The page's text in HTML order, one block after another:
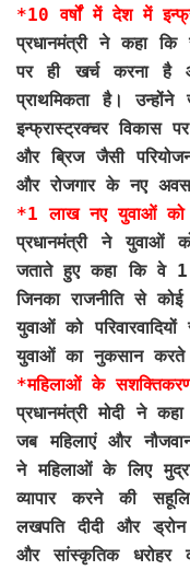
*10 वर्षों में देश में
प्रधानमंत्री ने कहा
पर ही खर्च करना है
प्राथमिकता है।
इन्फ्रास्ट्रक्चर
और ब्रिज जैसी
और रोजगार के नए
*1 लाख नए युवाओं को
प्रधानमंत्री ने युवाओं
जताते हुए कहा कि वे 1
जिनका राजनीति से
युवाओं को
युवाओं का नुकसान करते
*महिलाओं के
प्रधानमंत्री मोदी ने
जब महिलाएं और
ने महिलाओं के लिए
व्यापार करने की
लखपति दीदी और
और सांस्कृतिक धरोहर